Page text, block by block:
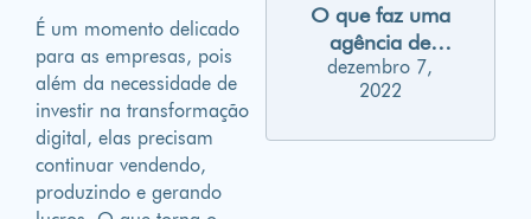
É um momento delicado
para as empresas, pois
além da necessidade de
investir na transformação
digital, elas precisam
continuar vendendo,
produzindo e gerando
O que faz uma
agência de
publicidade?
dezembro 7,
2022